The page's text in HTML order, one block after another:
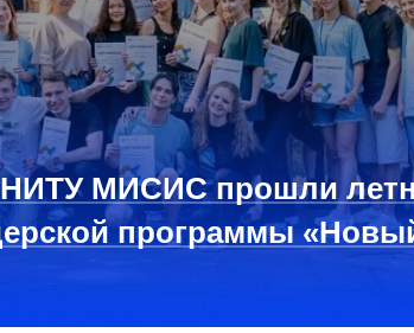
НИТУ МИСИС прошли
программы